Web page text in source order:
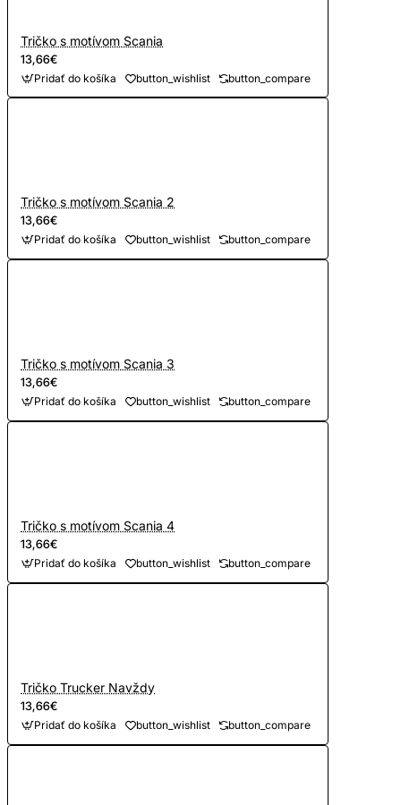
Tričko s motívom Scania
13,66€
Pridať do košíka button_wishlist button_compare
Tričko s motívom Scania 2
13,66€
Pridať do košíka button_wishlist button_compare
Tričko s motívom Scania 3
13,66€
Pridať do košíka button_wishlist button_compare
Tričko s motívom Scania 4
13,66€
Pridať do košíka button_wishlist button_compare
Tričko Trucker Navždy
13,66€
Pridať do košíka button_wishlist button_compare